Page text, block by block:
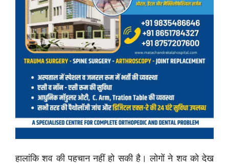
हालांकि शव की पहचान नहीं हो सकी है। लोगों ने शव को देख